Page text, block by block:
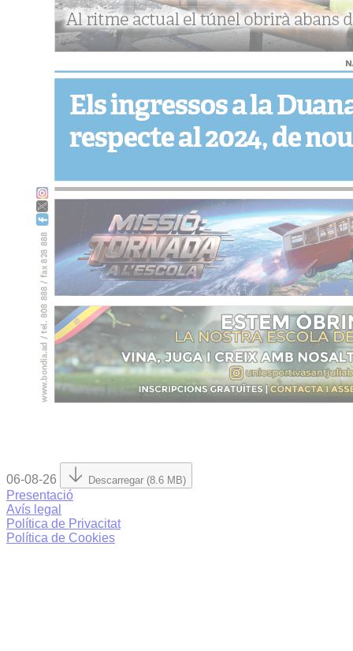
06-08-26 Descarregar (8.6 MB)
Presentació
Avís legal
Política de Privacitat
Política de Cookies